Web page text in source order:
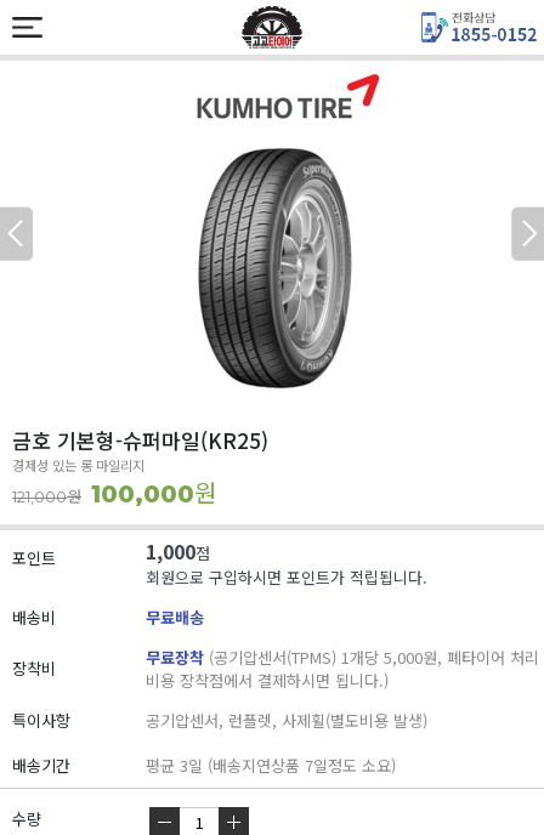
금호 기본형-슈퍼마일(KR25)
경제성 있는 롱 마일리지
121,000원 100,000원
포인트 1,000점
회원으로 구입하시면 포인트가 적립됩니다.
배송비
무료배송
장착비 무료장착 (공기압센서(TPMS) 1개당 5,000원, 폐타이어 처리
비용 장착점에서 결제하시면 됩니다.)
특이사항
공기압센서, 런플렛, 사제휠(별도비용 발생)
배송기간
평균 3일 (배송지연상품 7일정도 소요)
수량